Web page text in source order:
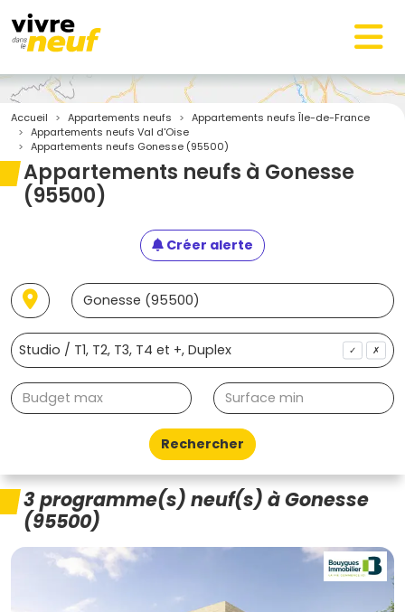
Accueil Appartements neufs
Appartements neufs Île-de-France
Appartements neufs Val d'Oise
Appartements neufs Gonesse (95500)
Appartements neufs à Gonesse
(95500)
Créer alerte
✓ ✗
Rechercher
3 programme(s) neuf(s) à Gonesse
(95500)